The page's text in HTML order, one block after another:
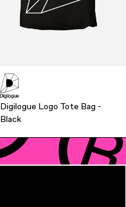
Digilogue Logo Tote Bag -
Black